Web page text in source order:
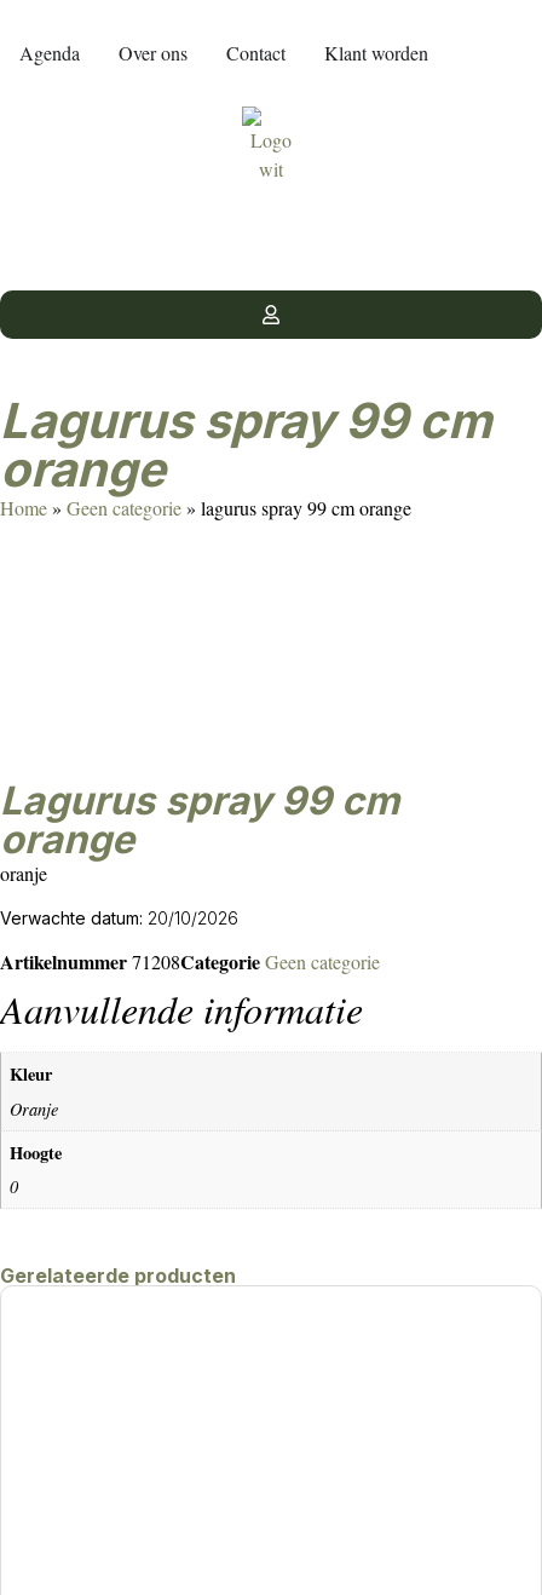
Agenda Over ons Contact Klant worden
lagurus spray 99 cm
orange
Home» Geen categorie» lagurus spray 99 cm orange
lagurus spray 99 cm
orange
oranje
Verwachte datum: 20/10/2026
Artikelnummer71208CategorieGeen categorie
Aanvullende informatie
Kleur
Oranje
Hoogte
0
Gerelateerde producten